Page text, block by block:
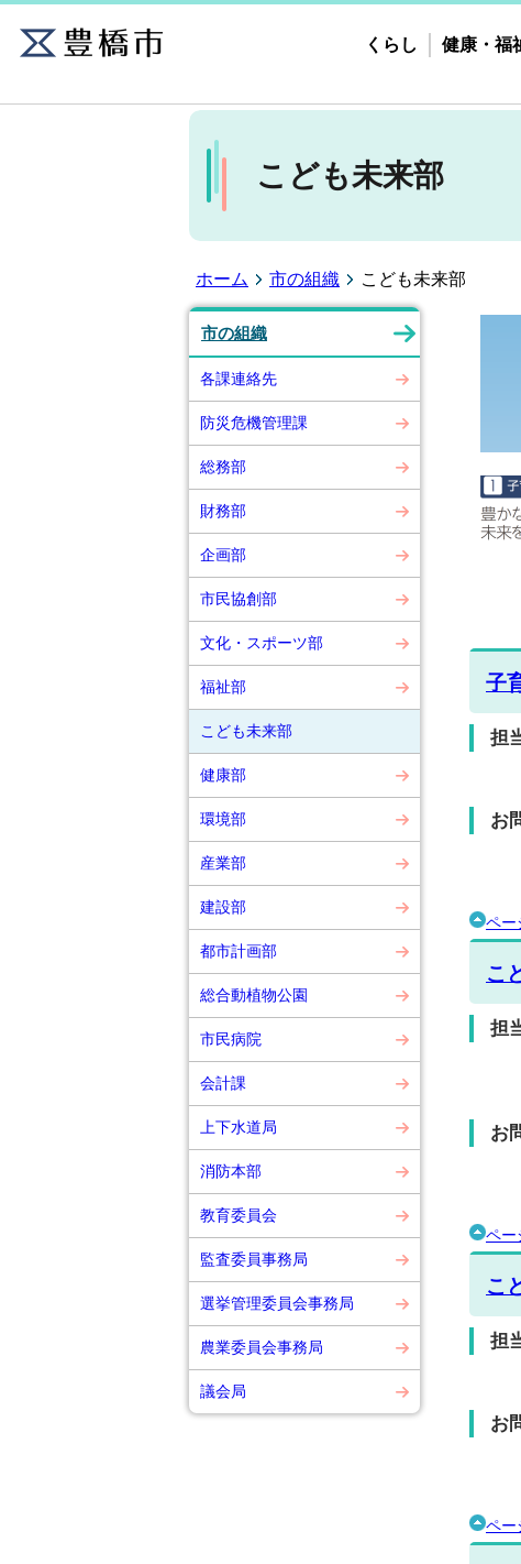
くらし 健康・福
こども未来部
ホーム 市の組織 こども未来部
市の組織
各課連絡先
防災危機管理課
総務部
財務部
企画部
市民協創部
文化・スポーツ部
福祉部
こども未来部
健康部
環境部
産業部
建設部
都市計画部
総合動植物公園
市民病院
会計課
上下水道局
消防本部
教育委員会
監査委員事務局
選挙管理委員会事務局
農業委員会事務局
議会局
子
担
お
ペー
こ
担
お
ペー
こ
担
お
ペー